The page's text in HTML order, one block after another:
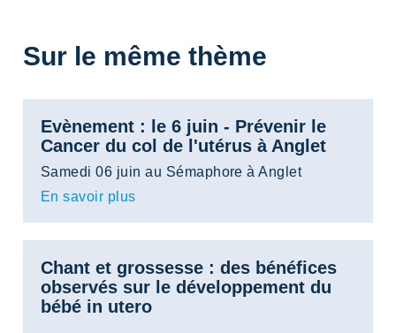
Sur le même thème
Evènement : le 6 juin - Prévenir le
Cancer du col de l'utérus à Anglet
Samedi 06 juin au Sémaphore à Anglet
En savoir plus
Chant et grossesse : des bénéfices
observés sur le développement du
bébé in utero